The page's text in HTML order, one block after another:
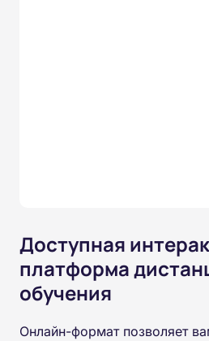
Доступная
платформа
обучения
Онлайн-формат позволяет